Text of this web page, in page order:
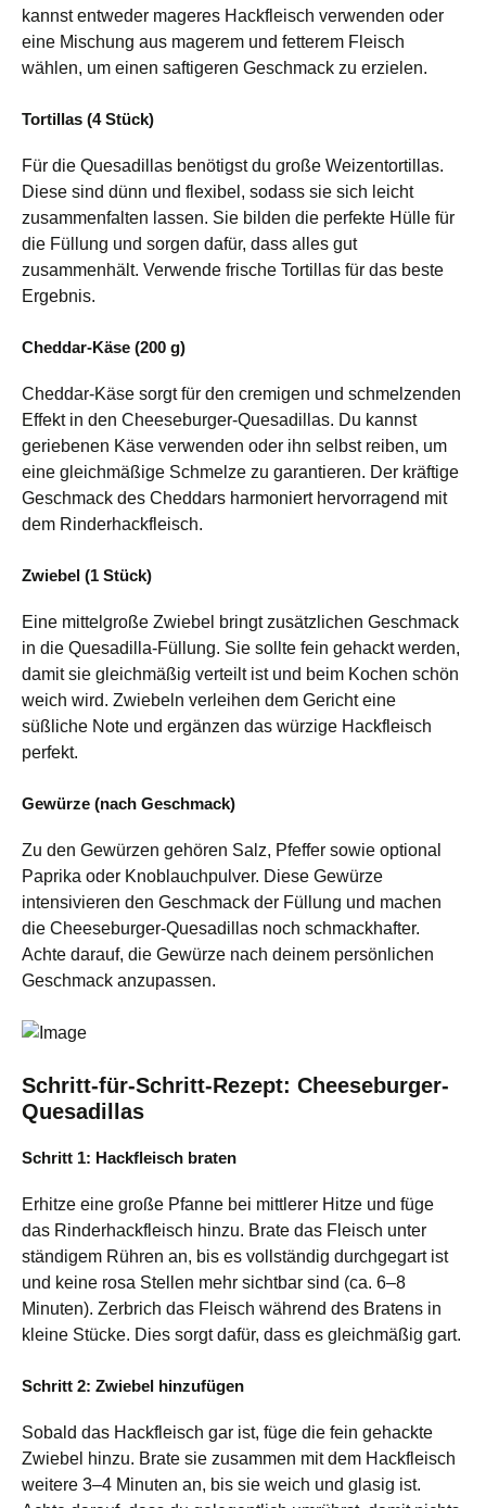
kannst entweder mageres Hackfleisch verwenden oder
eine Mischung aus magerem und fetterem Fleisch
wählen, um einen saftigeren Geschmack zu erzielen.
Tortillas (4 Stück)
Für die Quesadillas benötigst du große Weizentortillas.
Diese sind dünn und flexibel, sodass sie sich leicht
zusammenfalten lassen. Sie bilden die perfekte Hülle für
die Füllung und sorgen dafür, dass alles gut
zusammenhält. Verwende frische Tortillas für das beste
Ergebnis.
Cheddar-Käse (200 g)
Cheddar-Käse sorgt für den cremigen und schmelzenden
Effekt in den Cheeseburger-Quesadillas. Du kannst
geriebenen Käse verwenden oder ihn selbst reiben, um
eine gleichmäßige Schmelze zu garantieren. Der kräftige
Geschmack des Cheddars harmoniert hervorragend mit
dem Rinderhackfleisch.
Zwiebel (1 Stück)
Eine mittelgroße Zwiebel bringt zusätzlichen Geschmack
in die Quesadilla-Füllung. Sie sollte fein gehackt werden,
damit sie gleichmäßig verteilt ist und beim Kochen schön
weich wird. Zwiebeln verleihen dem Gericht eine
süßliche Note und ergänzen das würzige Hackfleisch
perfekt.
Gewürze (nach Geschmack)
Zu den Gewürzen gehören Salz, Pfeffer sowie optional
Paprika oder Knoblauchpulver. Diese Gewürze
intensivieren den Geschmack der Füllung und machen
die Cheeseburger-Quesadillas noch schmackhafter.
Achte darauf, die Gewürze nach deinem persönlichen
Geschmack anzupassen.
Schritt-für-Schritt-Rezept: Cheeseburger-
Quesadillas
Schritt 1: Hackfleisch braten
Erhitze eine große Pfanne bei mittlerer Hitze und füge
das Rinderhackfleisch hinzu. Brate das Fleisch unter
ständigem Rühren an, bis es vollständig durchgegart ist
und keine rosa Stellen mehr sichtbar sind (ca. 6–8
Minuten). Zerbrich das Fleisch während des Bratens in
kleine Stücke. Dies sorgt dafür, dass es gleichmäßig gart.
Schritt 2: Zwiebel hinzufügen
Sobald das Hackfleisch gar ist, füge die fein gehackte
Zwiebel hinzu. Brate sie zusammen mit dem Hackfleisch
weitere 3–4 Minuten an, bis sie weich und glasig ist.